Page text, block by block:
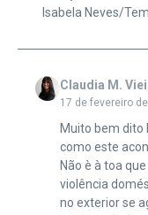
Isabela Neves/
Claudia M.
17 de fevereiro
Muito bem dito
como este
Não è à toa
violência
no exterior se